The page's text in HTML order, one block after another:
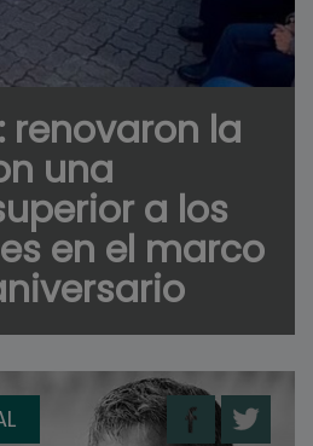
renovaron la
una
a los
en el marco